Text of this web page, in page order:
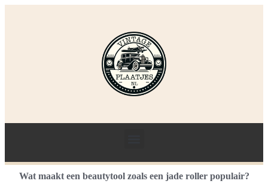
Wat maakt een beautytool zoals een jade roller populair?